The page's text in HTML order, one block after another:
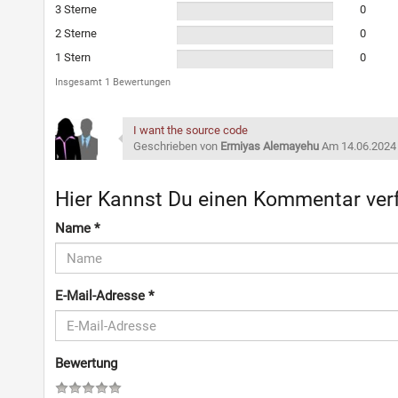
3 Sterne
0
2 Sterne
0
1 Stern
0
Insgesamt 1 Bewertungen
I want the source code
Geschrieben von Ermiyas Alemayehu Am
Hier Kannst Du einen Kommentar
Name *
E-Mail-Adresse *
Bewertung